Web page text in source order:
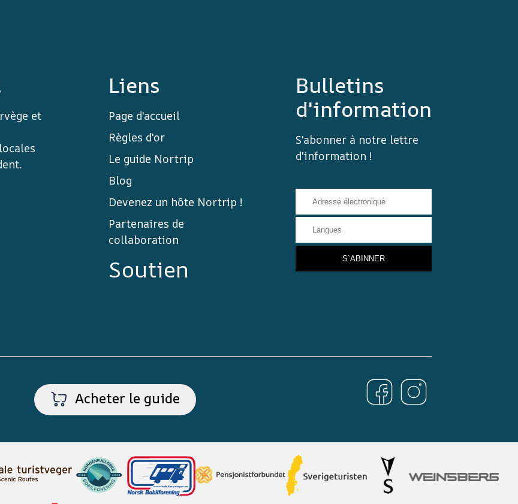
et
Liens
Page d'accueil
Règles d'or
Le guide Nortrip
Blog
Devenez un hôte Nortrip !
Partenaires de
collaboration
Soutien
Bulletins
d'information
S'abonner à notre lettre
d'information !
Acheter le guide